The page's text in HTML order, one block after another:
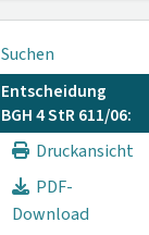
Suchen
Entscheidung
BGH 4 StR 611/06:
Druckansicht
PDF-
Download